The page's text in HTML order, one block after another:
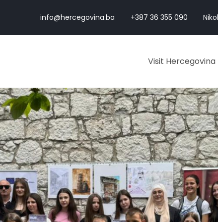
info@hercegovina.ba +387 36 355 090
Visit Hercegovina